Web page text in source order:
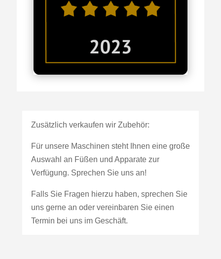
Zusätzlich verkaufen wir Zubehör:
Für unsere Maschinen steht Ihnen eine große
Auswahl an Füßen und Apparate zur
Verfügung. Sprechen Sie uns an!
Falls Sie Fragen hierzu haben, sprechen Sie
uns gerne an oder vereinbaren Sie einen
Termin bei uns im Geschäft.